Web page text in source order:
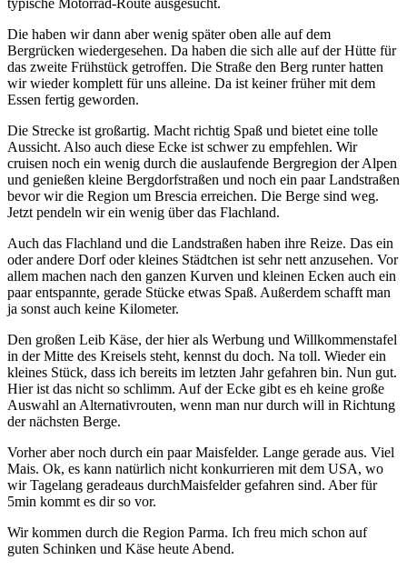
Die haben wir dann aber wenig später oben alle auf dem
Bergrücken wiedergesehen. Da haben die sich alle auf der Hütte für
das zweite Frühstück getroffen. Die Straße den Berg runter hatten
wir wieder komplett für uns alleine. Da ist keiner früher mit dem
Essen fertig geworden.
Die Strecke ist großartig. Macht richtig Spaß und bietet eine tolle
Aussicht. Also auch diese Ecke ist schwer zu empfehlen. Wir
cruisen noch ein wenig durch die auslaufende Bergregion der Alpen
und genießen kleine Bergdorfstraßen und noch ein paar Landstraßen
bevor wir die Region um Brescia erreichen. Die Berge sind weg.
Jetzt pendeln wir ein wenig über das Flachland.
Auch das Flachland und die Landstraßen haben ihre Reize. Das ein
oder andere Dorf oder kleines Städtchen ist sehr nett anzusehen. Vor
allem machen nach den ganzen Kurven und kleinen Ecken auch ein
paar entspannte, gerade Stücke etwas Spaß. Außerdem schafft man
ja sonst auch keine Kilometer.
Den großen Leib Käse, der hier als Werbung und Willkommenstafel
in der Mitte des Kreisels steht, kennst du doch. Na toll. Wieder ein
kleines Stück, dass ich bereits im letzten Jahr gefahren bin. Nun gut.
Hier ist das nicht so schlimm. Auf der Ecke gibt es eh keine große
Auswahl an Alternativrouten, wenn man nur durch will in Richtung
der nächsten Berge.
Vorher aber noch durch ein paar Maisfelder. Lange gerade aus. Viel
Mais. Ok, es kann natürlich nicht konkurrieren mit dem USA, wo
wir Tagelang geradeaus durchMaisfelder gefahren sind. Aber für
5min kommt es dir so vor.
Wir kommen durch die Region Parma. Ich freu mich schon auf
guten Schinken und Käse heute Abend.